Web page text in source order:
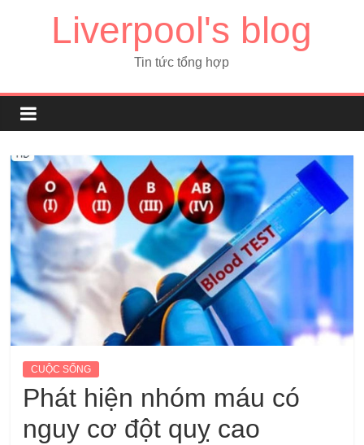
Liverpool's blog
Tin tức tổng hợp
CUỘC SỐNG
Phát hiện nhóm máu có
nguy cơ đột quỵ cao